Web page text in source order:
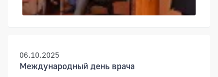
06.10.2025
Международный день врача